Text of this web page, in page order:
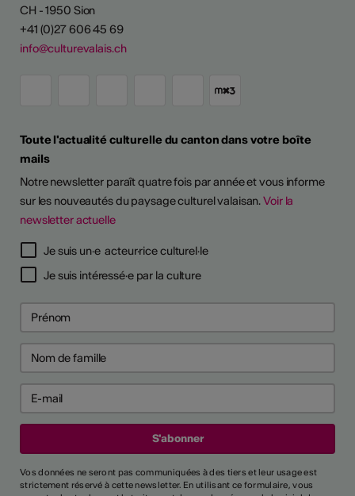
CH - 1950 Sion
+41 (0)27 606 45 69
info@culturevalais.ch
Toute l'actualité culturelle du canton dans votre boîte
mails
Notre newsletter paraît quatre fois par année et vous informe
sur les nouveautés du paysage culturel valaisan.Voir la
newsletter actuelle
Je suis un·e acteur·rice culturel·le
Je suis intéressé·e par la culture
Vos données ne seront pas communiquées à des tiers et leur usage est
strictement réservé à cette newsletter. En utilisant ce formulaire, vous